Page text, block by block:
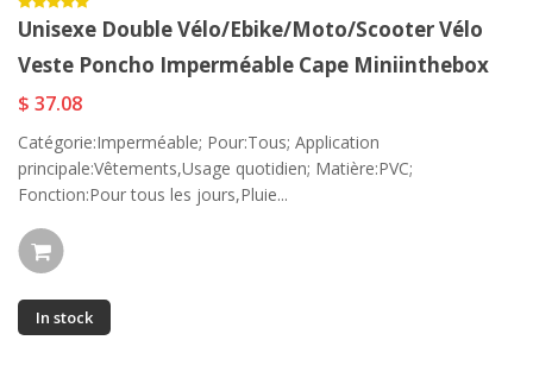
Unisexe Double Vélo/ebike/moto/scooter Vélo
Veste Poncho Imperméable Cape Miniinthebox
$ 37.08
Catégorie:Imperméable; Pour:Tous; Application
principale:Vêtements,Usage quotidien; Matière:PVC;
Fonction:Pour tous les jours,Pluie...
In stock